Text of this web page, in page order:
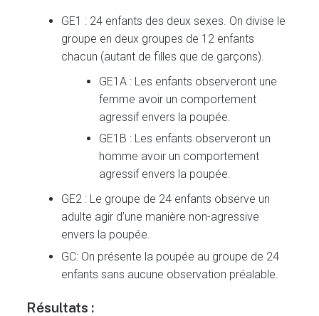
GE1 : 24 enfants des deux sexes. On divise le
groupe en deux groupes de 12 enfants
chacun (autant de filles que de garçons).
GE1A : Les enfants observeront une
femme avoir un comportement
agressif envers la poupée.
GE1B : Les enfants observeront un
homme avoir un comportement
agressif envers la poupée.
GE2 : Le groupe de 24 enfants observe un
adulte agir d’une manière non-agressive
envers la poupée.
GC: On présente la poupée au groupe de 24
enfants sans aucune observation préalable.
Résultats :